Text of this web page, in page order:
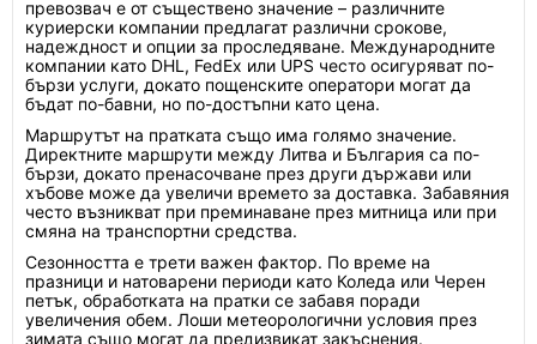
превозвач е от съществено значение – различните
куриерски компании предлагат различни срокове,
надеждност и опции за проследяване. Международните
компании като DHL, FedEx или UPS често осигуряват по-
бързи услуги, докато пощенските оператори могат да
бъдат по-бавни, но по-достъпни като цена.
Маршрутът на пратката също има голямо значение.
Директните маршрути между Литва и България са по-
бързи, докато пренасочване през други държави или
хъбове може да увеличи времето за доставка. Забавяния
често възникват при преминаване през митница или при
смяна на транспортни средства.
Сезонността е трети важен фактор. По време на
празници и натоварени периоди като Коледа или Черен
петък, обработката на пратки се забавя поради
увеличения обем. Лоши метеорологични условия през
зимата също могат да предизвикат закъснения.